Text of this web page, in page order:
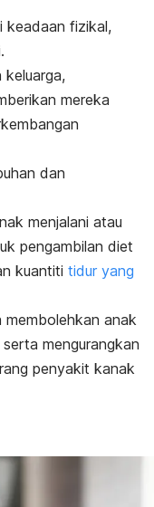
keadaan fizikal,
keluarga,
mereka
dan
menjalani atau
pengambilan diet
kuantiti tidur yang
anak
mengurangkan
penyakit kanak